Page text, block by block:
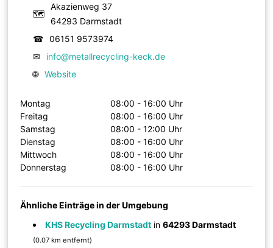
🗺
Akazienweg 37
64293 Darmstadt
☎
06151 9573974
✉
info@metallrecycling-keck.de
🌐 Website
Montag
08:00 - 16:00 Uhr
Freitag
08:00 - 16:00 Uhr
Samstag
08:00 - 12:00 Uhr
Dienstag
08:00 - 16:00 Uhr
Mittwoch
08:00 - 16:00 Uhr
Donnerstag
08:00 - 16:00 Uhr
Ähnliche Einträge in der Umgebung
KHS Recycling Darmstadt in64293 Darmstadt
(0.07 km entfernt)